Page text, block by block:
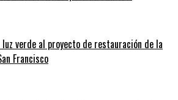
luz verde al proyecto de restauración de la
Francisco